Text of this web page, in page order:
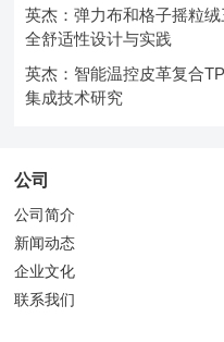
英杰：弹力布和格子摇粒
全舒适性设计与实践
英杰：智能温控皮革复合
集成技术研究
公司
公司简介
新闻动态
企业文化
联系我们